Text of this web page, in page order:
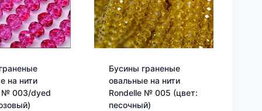
на нити
№ 003/dyed
Бусины граненые
овальные на нити
Rondelle № 005 (цвет:
песочный)